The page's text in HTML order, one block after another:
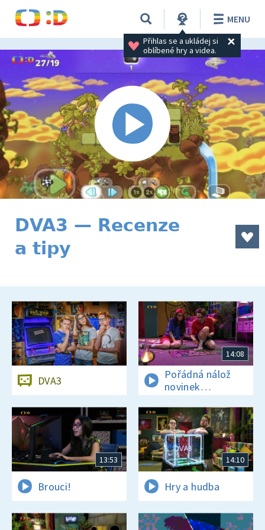
Přihlas se a ukládej si
oblíbené hry a videa.
MENU
DVA3 — Recenze
a tipy
DVA3
14:08
Pořádná nálož
novinek
a zajímavostí
13:53
Brouci!
14:10
Hry a hudba